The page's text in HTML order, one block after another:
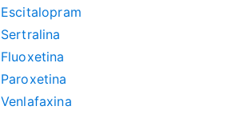
Escitalopram
Sertralina
Fluoxetina
Paroxetina
Venlafaxina